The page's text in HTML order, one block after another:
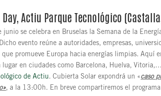
Actiu Parque Tecnológico
junio se celebra en Bruselas la Semana de la
Dicho evento reúne a autoridades, empresas,
promueve Europa hacia energías limpias. Aquí
lugar en ciudades como Barcelona, Huelva,
de Actiu. Cubierta Solar expondrá un «caso
, a la 13:00h. En breve compartiremos el